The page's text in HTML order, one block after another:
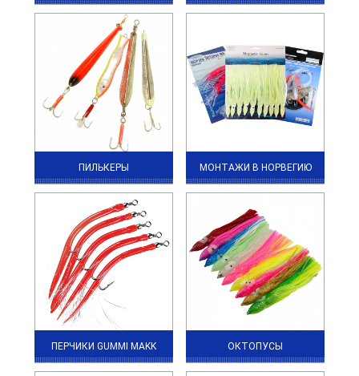
ПИЛЬКЕРЫ МОНТАЖИ В НОРВЕГИЮ
ПЕРЧИКИ GUMMI MAKK ОКТОПУСЫ